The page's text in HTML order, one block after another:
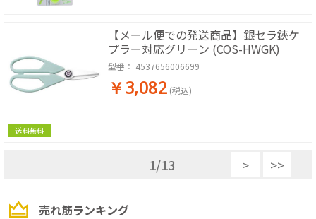
送料無料
【メール便での発送商品】銀セラ鋏ケ
プラー対応グリーン (COS-HWGK)
型番： 4537656006699
￥3,082 (税込)
1/13 > >>
売れ筋ランキング